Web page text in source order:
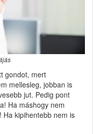
gondot, mert
mellesleg, jobban is
jut. Pedig pont
Ha máshogy nem
Ha kipihentebb nem is